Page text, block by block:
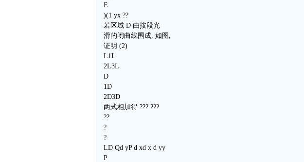
E
)(1 yx ??
若区域 D 由按段光
滑的闭曲线围成, 如图,
证明 (2)
L1L
2L3L
D
1D
2D3D
两式相加得 ??? ???
??
?
?
LD Qd yP d xd x d yy
P